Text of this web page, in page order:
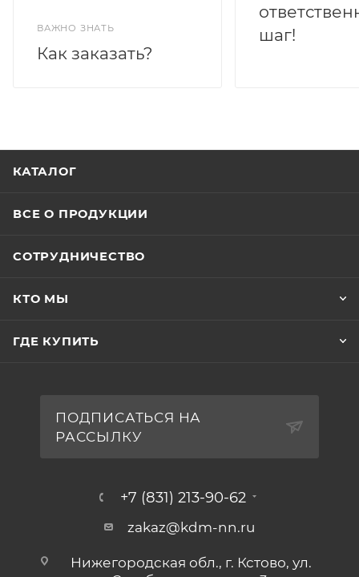
ВАЖНО ЗНАТЬ
Как заказать?
шаг!
КАТАЛОГ
ВСЕ О ПРОДУКЦИИ
СОТРУДНИЧЕСТВО
КТО МЫ
ГДЕ КУПИТЬ
ПОДПИСАТЬСЯ НА
РАССЫЛКУ
+7 (831) 213-90-62
zakaz@kdm-nn.ru
Нижегородская обл., г. Кстово, ул.